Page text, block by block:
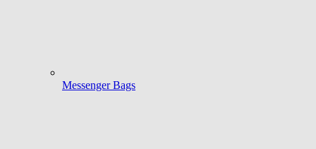
Messenger Bags